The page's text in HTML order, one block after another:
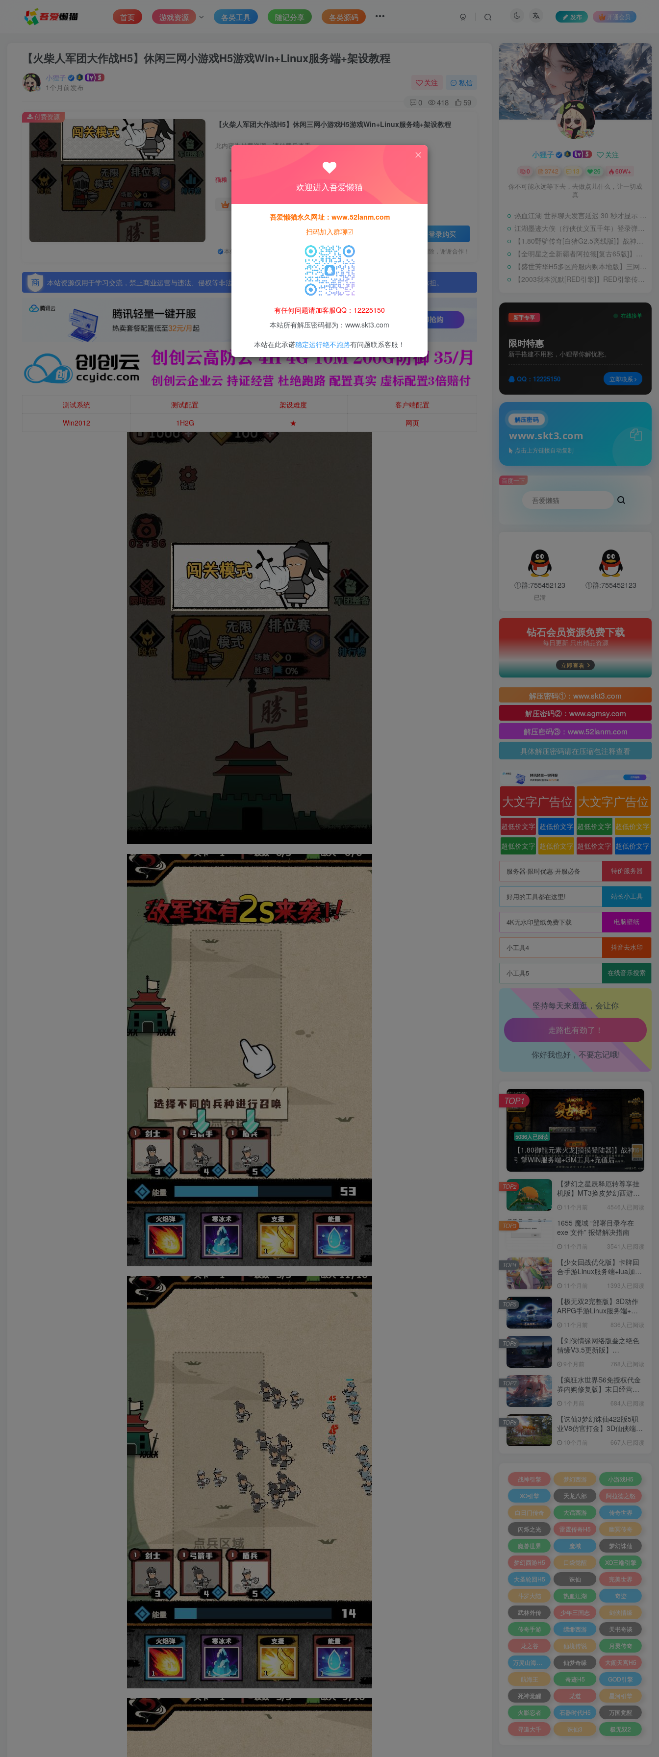
首页 游戏资源 各类工具 随记分享 各类源码 发布 开通会员
【火柴人军团大作战H5】休闲三网小游戏H5游戏Win+Linux服务端+架设教程
小狸子
1个月前发布
关注 私信
0 418 59
【火柴人军团大作战H5】休闲三网小游戏H5游戏Win+Linux服务端+架设教程
此内容为付费资源，请付费后查看
猫粮 18
黄金会员免费 钻石会员免费
登录购买
本站所有资源均为网络收集整理而来，仅供学习研究使用，请在下载后24h内删除，谢谢合作！
付费资源
本站资源仅用于学习交流，禁止商业运营与违法、侵权等非法行为；资源下载后请于 24 小时内删除，违规后果由使用者自行承担。
测试系统 测试配置 架设难度
客户端配置
Win2012
1H2G ★ 网页
小狸子 关注
0 3742 13 26 60W+
你不可能永远等下去，去做点儿什么，让一切成
真
热血江湖 世界聊天发言延迟 30 秒才显示 BUG 修复教程
江湖墨迹大侠（行侠仗义五千年）登录弹出 WELCOME 提示无法进游戏修复教程
【1.80野驴传奇[白猪G2.5离线版]】战神引擎WIN服务端+GM工具+充值后台+安卓+架设教程
【全明星之全新霸者阿拉德[复古65版]】横版闯关手游Linux服务端+配套表+WEB管理后台+GM授权后台+双端+架设教程
【盛世芳华H5多区跨服内购本地版】三网H5宫斗养成游戏Linux手工服务端+CDK授权后台+安卓+架设教程
【2003我本沉默[RED引擎]】RED引擎传奇手游WIN服务端+GM工具+安卓+架设教程
新手专享 在线接单
限时特惠
新手搭建不用愁，小狸帮你解忧愁。
QQ：12225150 立即联系
解压密码
www.skt3.com
点击上方链接自动复制
百度一下
①群:755452123
已满
①群:755452123
钻石会员资源免费下载
每日更新 只出精品资源
立即查看
解压密码①：www.skt3.com
解压密码②：www.agmsy.com
解压密码③：www.52lanm.com
具体解压密码请在压缩包注释查看
大文字广告位 大文字广告位
超低价文字
广告位
超低价文字
广告位
超低价文字
广告位
超低价文字
广告位
超低价文字
广告位
超低价文字
广告位
超低价文字
广告位
超低价文字
广告位
服务器·限时优惠·开服必备 特价服务器
好用的工具都在这里! 站长小工具
4K无水印壁纸免费下载 电脑壁纸
小工具4 抖音去水印
小工具5 在线音乐搜索
坚持每天来逛逛，会让你
生活也美好了！
心情也舒畅了！
腿也不痛了！
腰也不酸了！
工作也轻松了！
你好我也好，不要忘记哦!
5036人已阅读
【1.80御龍元素火龙[摸摸登陆器]】战神
引擎WIN服务端+GM工具+充值后...
TOP1
【梦幻之星辰释厄转尊享挂
机版】MT3换皮梦幻西游
+源码+架设教程
11个月前 4546人已阅读
TOP2
1655 魔域 “部署目录存在
exe 文件” 报错解决指南
11个月前 3541人已阅读
TOP3
【少女回战优化版】卡牌回
合手游Linux服务端+lua加解
权后台+安卓+架设教程
11个月前 1393人已阅读
TOP4
【极无双2完整版】3D动作
ARPG手游Linux服务端+全
+加解密工具+GM授权后台
+安卓+架设教程
11个月前 836人已阅读
TOP5
【剑侠情缘网络版叁之绝色
情缘V3.5更新版】
端+GM指令+PC客户端+架设
教程
9个月前 768人已阅读
TOP6
【疯狂水世界S6免授权代金
券内购修复版】末日经营生
工具+管理后台+CDK授权后
台+安卓+架设教程
1个月前 684人已阅读
TOP7
【诛仙3梦幻诛仙422版5职
业V8仿官打金】3D仙侠端游
工具+PC客户端+架设教程
10个月前 667人已阅读
TOP8
战神引擎 梦幻西游
小游戏H5
XO引擎
天龙八部
阿拉德之怒
白日门传奇
大话西游
传奇世界
闪烁之光
雷霆传奇H5
幽冥传奇
魔兽世界
魔域
梦幻诛仙
梦幻西游H5
口袋觉醒
XO三端引擎
大圣轮回H5
诛仙
完美世界
斗罗大陆
热血江湖
奇迹
武林外传
少年三国志
剑侠情缘
传奇手游
缥缈西游
天书奇谈
龙之谷
仙境传说
月灵传奇
仙梦奇缘
大闹天宫H5
航海王
奇迹H5
GOD引擎
死神觉醒
某道
星河引擎
火影忍者
石器时代H5
万国觉醒
寻道大千
诛仙3 极无双2
欢迎进入吾爱懒猫
吾爱懒猫永久网址：www.52lanm.com
扫码加入群聊☑
有任何问题请加客服QQ：12225150
本站所有解压密码都为：www.skt3.com
本站在此承诺稳定运行绝不跑路有问题联系客服！